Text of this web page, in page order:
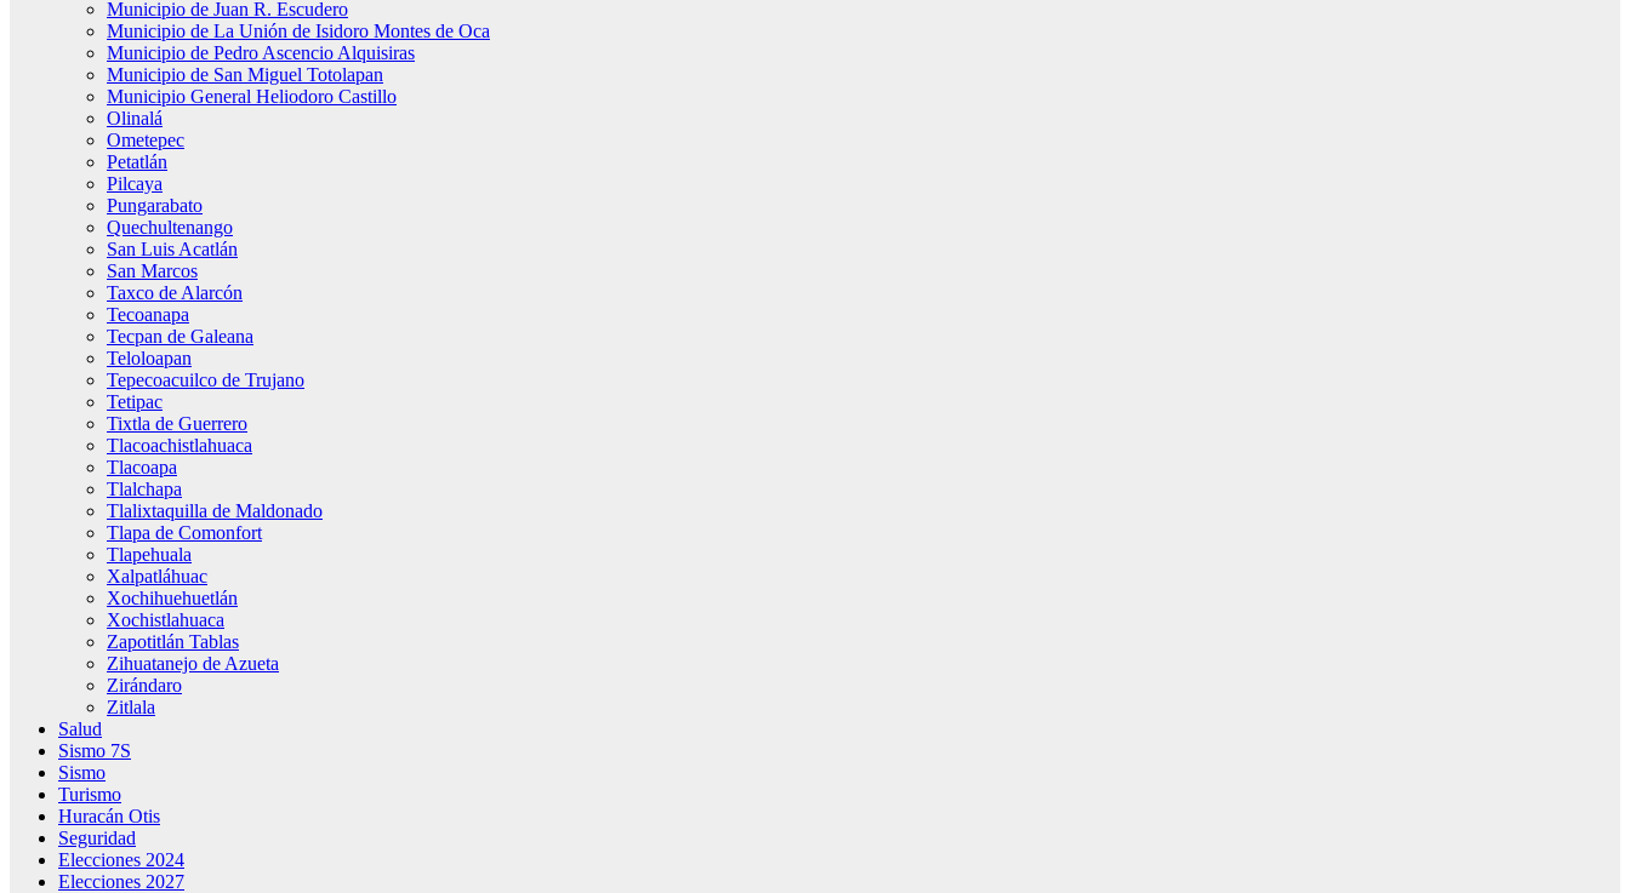
Municipio de Juan R. Escudero
Municipio de La Unión de Isidoro Montes de Oca
Municipio de Pedro Ascencio Alquisiras
Municipio de San Miguel Totolapan
Municipio General Heliodoro Castillo
Olinalá
Ometepec
Petatlán
Pilcaya
Pungarabato
Quechultenango
San Luis Acatlán
San Marcos
Taxco de Alarcón
Tecoanapa
Tecpan de Galeana
Teloloapan
Tepecoacuilco de Trujano
Tetipac
Tixtla de Guerrero
Tlacoachistlahuaca
Tlacoapa
Tlalchapa
Tlalixtaquilla de Maldonado
Tlapa de Comonfort
Tlapehuala
Xalpatláhuac
Xochihuehuetlán
Xochistlahuaca
Zapotitlán Tablas
Zihuatanejo de Azueta
Zirándaro
Zitlala
Salud
Sismo 7S
Sismo
Turismo
Huracán Otis
Seguridad
Elecciones 2024
Elecciones 2027